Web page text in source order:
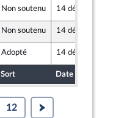
Non soutenu 14 décembre 2017
Non soutenu 14 décembre 2017
Adopté 14 décembre 2017
Sort Date d'examen
12